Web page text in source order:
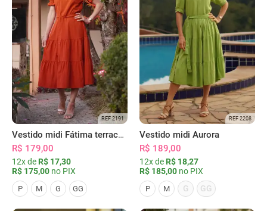
REF 2191
Vestido midi Fátima terracota
R$ 179,00
12x de R$ 17,30
R$ 175,00 no PIX
P M G GG
REF 2208
Vestido midi Aurora
R$ 189,00
12x de R$ 18,27
R$ 185,00 no PIX
P M G GG